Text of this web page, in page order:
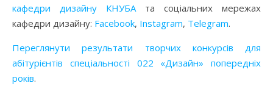
кафедри дизайну КНУБА та соціальних мережах
кафедри дизайну: Facebook, Instagram, Telegram.
Переглянути результати творчих конкурсів для
абітурієнтів спеціальності 022 «Дизайн» попередніх
років.